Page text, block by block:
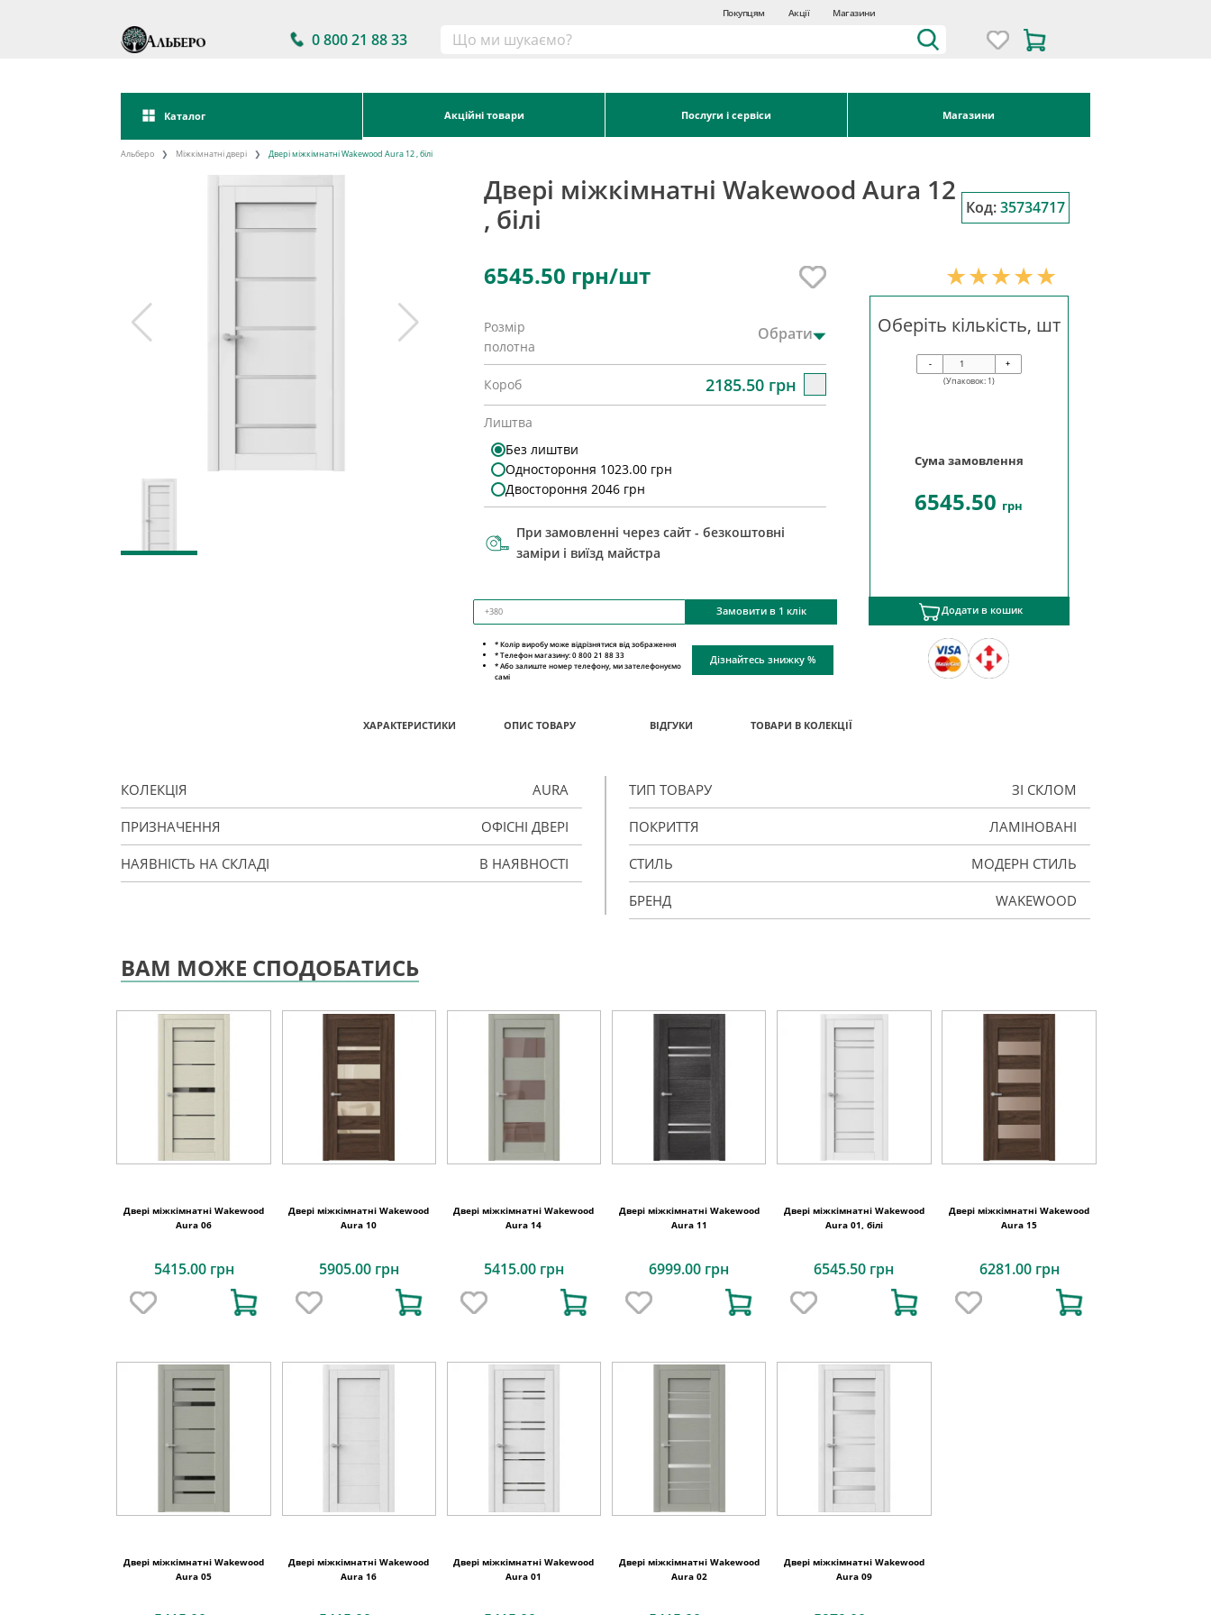
Покупцям Акції Магазини
0 800 21 88 33
Каталог Акційні товари Послуги і сервіси Магазини
Альберо Міжкімнатні двері Двері міжкімнатні Wakewood Aura 12 , білі
Двері міжкімнатні Wakewood Aura 12
, білі
Код: 35734717
6545.50 грн/шт
Розмір
полотна
Обрати
Короб 2185.50 грн
Лиштва
Без лиштви
Одностороння 1023.00 грн
Двостороння 2046 грн
При замовленні через сайт - безкоштовні
заміри і виїзд майстра
Замовити в 1 клік
Оберіть кількість, шт
-
+
(Упаковок: 1)
Сума замовлення
6545.50 грн
Додати в кошик
* Колір виробу може відрізнятися від зображення
* Телефон магазину: 0 800 21 88 33
* Або залиште номер телефону, ми зателефонуємо
самі
Дізнайтесь знижку %
ХАРАКТЕРИСТИКИ ОПИС ТОВАРУ ВІДГУКИ ТОВАРИ В КОЛЕКЦІЇ
КОЛЕКЦІЯ AURA
ПРИЗНАЧЕННЯ ОФІСНІ ДВЕРІ
НАЯВНІСТЬ НА СКЛАДІ В НАЯВНОСТІ
ТИП ТОВАРУ ЗІ СКЛОМ
ПОКРИТТЯ ЛАМІНОВАНІ
СТИЛЬ МОДЕРН СТИЛЬ
БРЕНД WAKEWOOD
ВАМ МОЖЕ СПОДОБАТИСЬ
Двері міжкімнатні Wakewood
Aura 06
5415.00 грн
Двері міжкімнатні Wakewood
Aura 10
5905.00 грн
Двері міжкімнатні Wakewood
Aura 14
5415.00 грн
Двері міжкімнатні Wakewood
Aura 11
6999.00 грн
Двері міжкімнатні Wakewood
Aura 01, білі
6545.50 грн
Двері міжкімнатні Wakewood
Aura 15
6281.00 грн
Двері міжкімнатні Wakewood
Aura 05
Двері міжкімнатні Wakewood
Aura 16
Двері міжкімнатні Wakewood
Aura 01
Двері міжкімнатні Wakewood
Aura 02
Двері міжкімнатні Wakewood
Aura 09